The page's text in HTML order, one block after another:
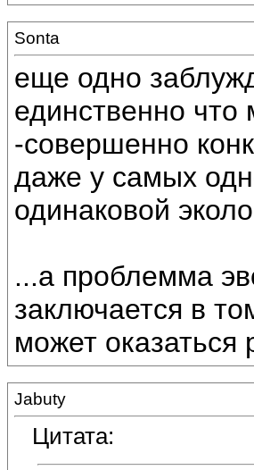
Sonta
еще одно
единственно
-совершенно
даже у самых
одинаковой
...а проблемма
заключается в
может
Jabuty
Цитата: